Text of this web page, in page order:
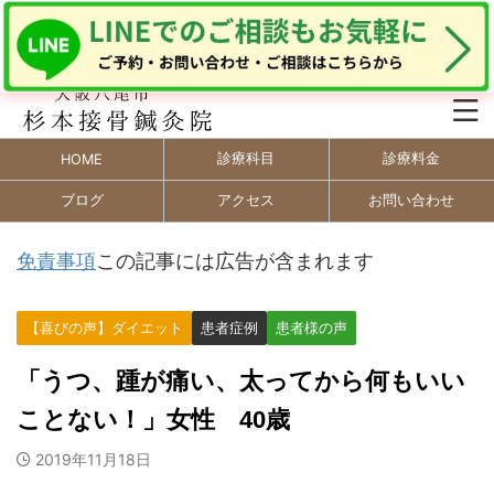
HOME 診療科目 診療料金
ブログ アクセス お問い合わせ
免責事項この記事には広告が含まれます
【喜びの声】ダイエット 患者症例 患者様の声
「うつ、踵が痛い、太ってから何もいい
ことない！」女性 40歳
2019年11月18日